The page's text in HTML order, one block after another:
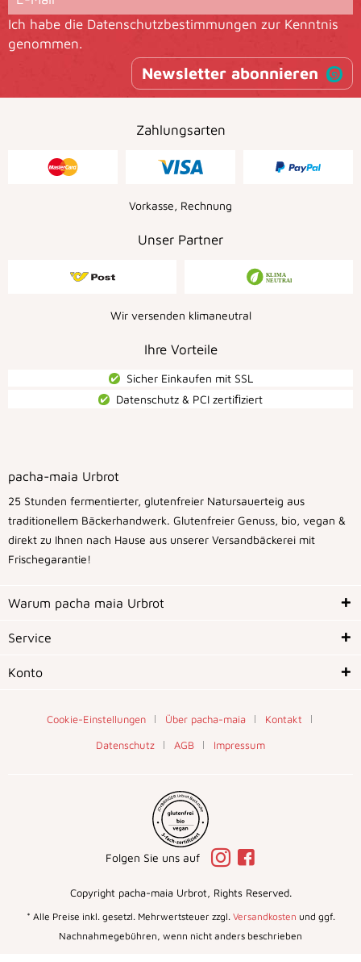
Ich habe die Datenschutzbestimmungen zur Kenntnis
genommen.
Newsletter abonnieren
Zahlungsarten
Vorkasse, Rechnung
Unser Partner
Wir versenden klimaneutral
Ihre Vorteile
Sicher Einkaufen mit SSL
Datenschutz & PCI zertiﬁziert
pacha-maia Urbrot
25 Stunden fermentierter, glutenfreier Natursauerteig aus
traditionellem Bäckerhandwerk. Glutenfreier Genuss, bio, vegan &
direkt zu Ihnen nach Hause aus unserer Versandbäckerei mit
Frischegarantie!
Warum pacha maia Urbrot
Service
Konto
* Alle Preise inkl. gesetzl. Mehrwertsteuer zzgl. Versandkosten und ggf.
Nachnahmegebühren, wenn nicht anders beschrieben
Cookie-Einstellungen Über pacha-maia
Kontakt
Datenschutz
AGB Impressum
Copyright pacha-maia Urbrot, Rights Reserved.
Folgen Sie uns auf